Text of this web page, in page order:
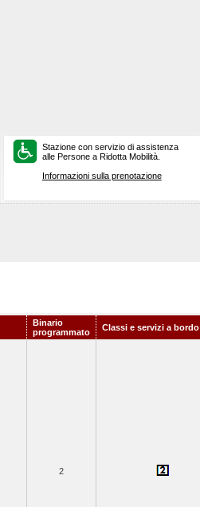
Stazione con servizio di assistenza
alle Persone a Ridotta Mobilità.
Informazioni sulla prenotazione
Binario
programmato
Classi e servizi a bordo
2